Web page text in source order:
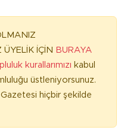
ÜYELİK İÇİN BURAYA
kurallarımızı kabul
üstleniyorsunuz.
hiçbir şekilde